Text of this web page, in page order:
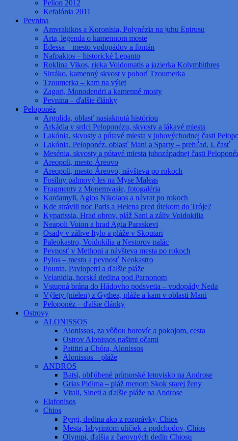
Pelion 2012
Kefalónia 2011
Pevnina
Amvrakikos a Koronisia, Polynézia na juhu Epirusu
Arta, legenda o kamennom moste
Edessa – mesto vodopádov a fontán
Nafpaktos – historické Lepanto
Roklina Vikos, rieka Voidomatis a jazierka Kolymbithres
Sirráko, kamenný skvost v pohorí Tzoumerka
Tzoumerka – kam na výlet
Zagori, Monodendri a kamenné mosty
Pevnina – ďalšie články
Peloponéz
Argolida, oblasť nasiaknutá históriou
Arkádia v srdci Peloponézu, skvosty a lákavé miesta
Lakónia, skvosty a pútavé miesta v juhovýchodnej časti
Lakónia, Peloponéz, oblasť Mani a Sparty – prehľad, I. časť
Mesénia, skvosty a pútavé miesta juhozápadnej časti
Areopoli, mesto Áreovo
Areopoli, mesto Áreovo, návšteva po rokoch
Fosílny palmový les na Myse Maleas
Fragmenty z Monemvasie, fotogaléria
Kardamyli, Agios Nikolaos a návrat po rokoch
Kde strávili noc Paris a Helena pred útekom do Tróje?
Kyparissia, Hrad obrov, pláž Sani a záliv Voidokilia
Neapoli Voion a hrad Agia Paraskevi
Osady v zálive Itylo a pláže v Skoutari
Paleokastro, Voidokilia a Nestorov palác
Pevnosť v Methoni a návšteva mesta po rokoch
Pylos – mesto a pevnosť Neokastro
Pounta, Pavlopetri a ďalšie pláže
Velanidia, horská dedina pod Parnonom
Vstupná brána do Hádovho podsvetia – vodopády Neda
Výlety (nielen) z Gythea, pláže a kam v oblasti Mani
Peloponéz – ďalšie články
Ostrovy
ALONISSOS
Alonissos, za vôňou borovíc a pokojom, cesta
Ostrov Alonissos našimi očami
Patitiri a Chóra, Alonissos
Alonissos – pláže
ANDROS
Batsi, obľúbené prímorské letovisko na Androse
Grias Pidima – pláž menom Skok starej ženy
Vitali, Sineti a ďalšie pláže na Androse
Elafonisos
Chios
Pyrgi, dedina ako z rozprávky, Chios
Mesta, labyrintom uličiek a podchodov, Chios
Olympi, ďalšia z čarovných dedín Chiosu